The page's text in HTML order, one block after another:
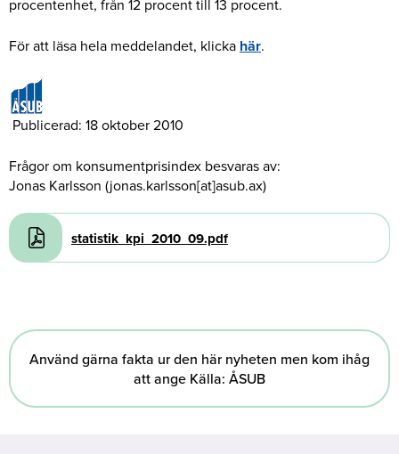
procentenhet, från 12 procent till 13 procent.
För att läsa hela meddelandet, klicka här.
Publicerad: 18 oktober 2010
Frågor om konsumentprisindex besvaras av:
Jonas Karlsson (jonas.karlsson[at]asub.ax)
Document
statistik_kpi_2010_09.pdf
Använd gärna fakta ur den här nyheten men kom ihåg
att ange Källa: ÅSUB